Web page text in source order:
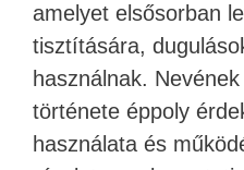
amelyet elsősorban
tisztítására,
használnak.
története éppoly
használata és